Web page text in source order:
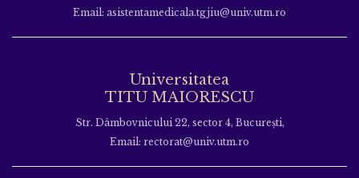
Email: asistentamedicala.tgjiu@univ.utm.ro
Universitatea
TITU MAIORESCU
Str. Dâmbovnicului 22, sector 4, București,
Email: rectorat@univ.utm.ro